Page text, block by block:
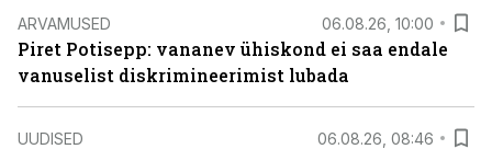
ARVAMUSED 06.08.26, 10:00
Piret Potisepp: vananev ühiskond ei saa endale
vanuselist diskrimineerimist lubada
UUDISED 06.08.26, 08:46